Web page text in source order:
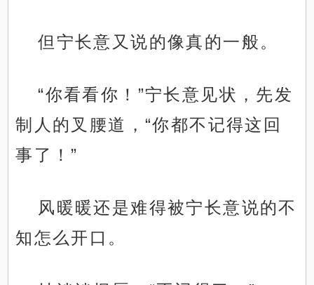
但宁长意又说的像真的一般。
“你看看你！”宁长意见状，先发
制人的叉腰道，“你都不记得这回
事了！”
风暖暖还是难得被宁长意说的不
知怎么开口。